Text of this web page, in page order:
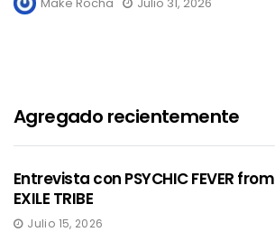
Agregado recientemente
Entrevista con PSYCHIC FEVER from
EXILE TRIBE
Julio 15, 2026